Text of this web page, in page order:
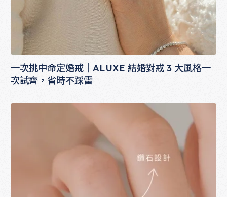
一次挑中命定婚戒｜ALUXE 結婚對戒 3 大風格一
次試齊，省時不踩雷